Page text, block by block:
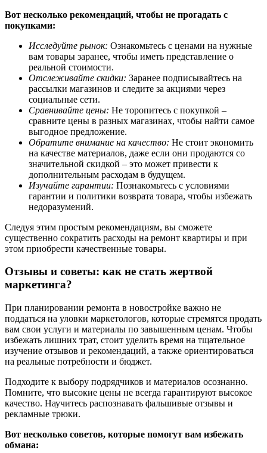
Вот несколько рекомендаций, чтобы не прогадать с
покупками:
Исследуйте рынок: Ознакомьтесь с ценами на нужные
вам товары заранее, чтобы иметь представление о
реальной стоимости.
Отслеживайте скидки: Заранее подписывайтесь на
рассылки магазинов и следите за акциями через
социальные сети.
Сравнивайте цены: Не торопитесь с покупкой –
сравните цены в разных магазинах, чтобы найти самое
выгодное предложение.
Обратите внимание на качество: Не стоит экономить
на качестве материалов, даже если они продаются со
значительной скидкой – это может привести к
дополнительным расходам в будущем.
Изучайте гарантии: Познакомьтесь с условиями
гарантии и политики возврата товара, чтобы избежать
недоразумений.
Следуя этим простым рекомендациям, вы сможете
существенно сократить расходы на ремонт квартиры и при
этом приобрести качественные товары.
Отзывы и советы: как не стать жертвой
маркетинга?
При планировании ремонта в новостройке важно не
поддаться на уловки маркетологов, которые стремятся продать
вам свои услуги и материалы по завышенным ценам. Чтобы
избежать лишних трат, стоит уделить время на тщательное
изучение отзывов и рекомендаций, а также ориентироваться
на реальные потребности и бюджет.
Подходите к выбору подрядчиков и материалов осознанно.
Помните, что высокие цены не всегда гарантируют высокое
качество. Научитесь распознавать фальшивые отзывы и
рекламные трюки.
Вот несколько советов, которые помогут вам избежать
обмана: